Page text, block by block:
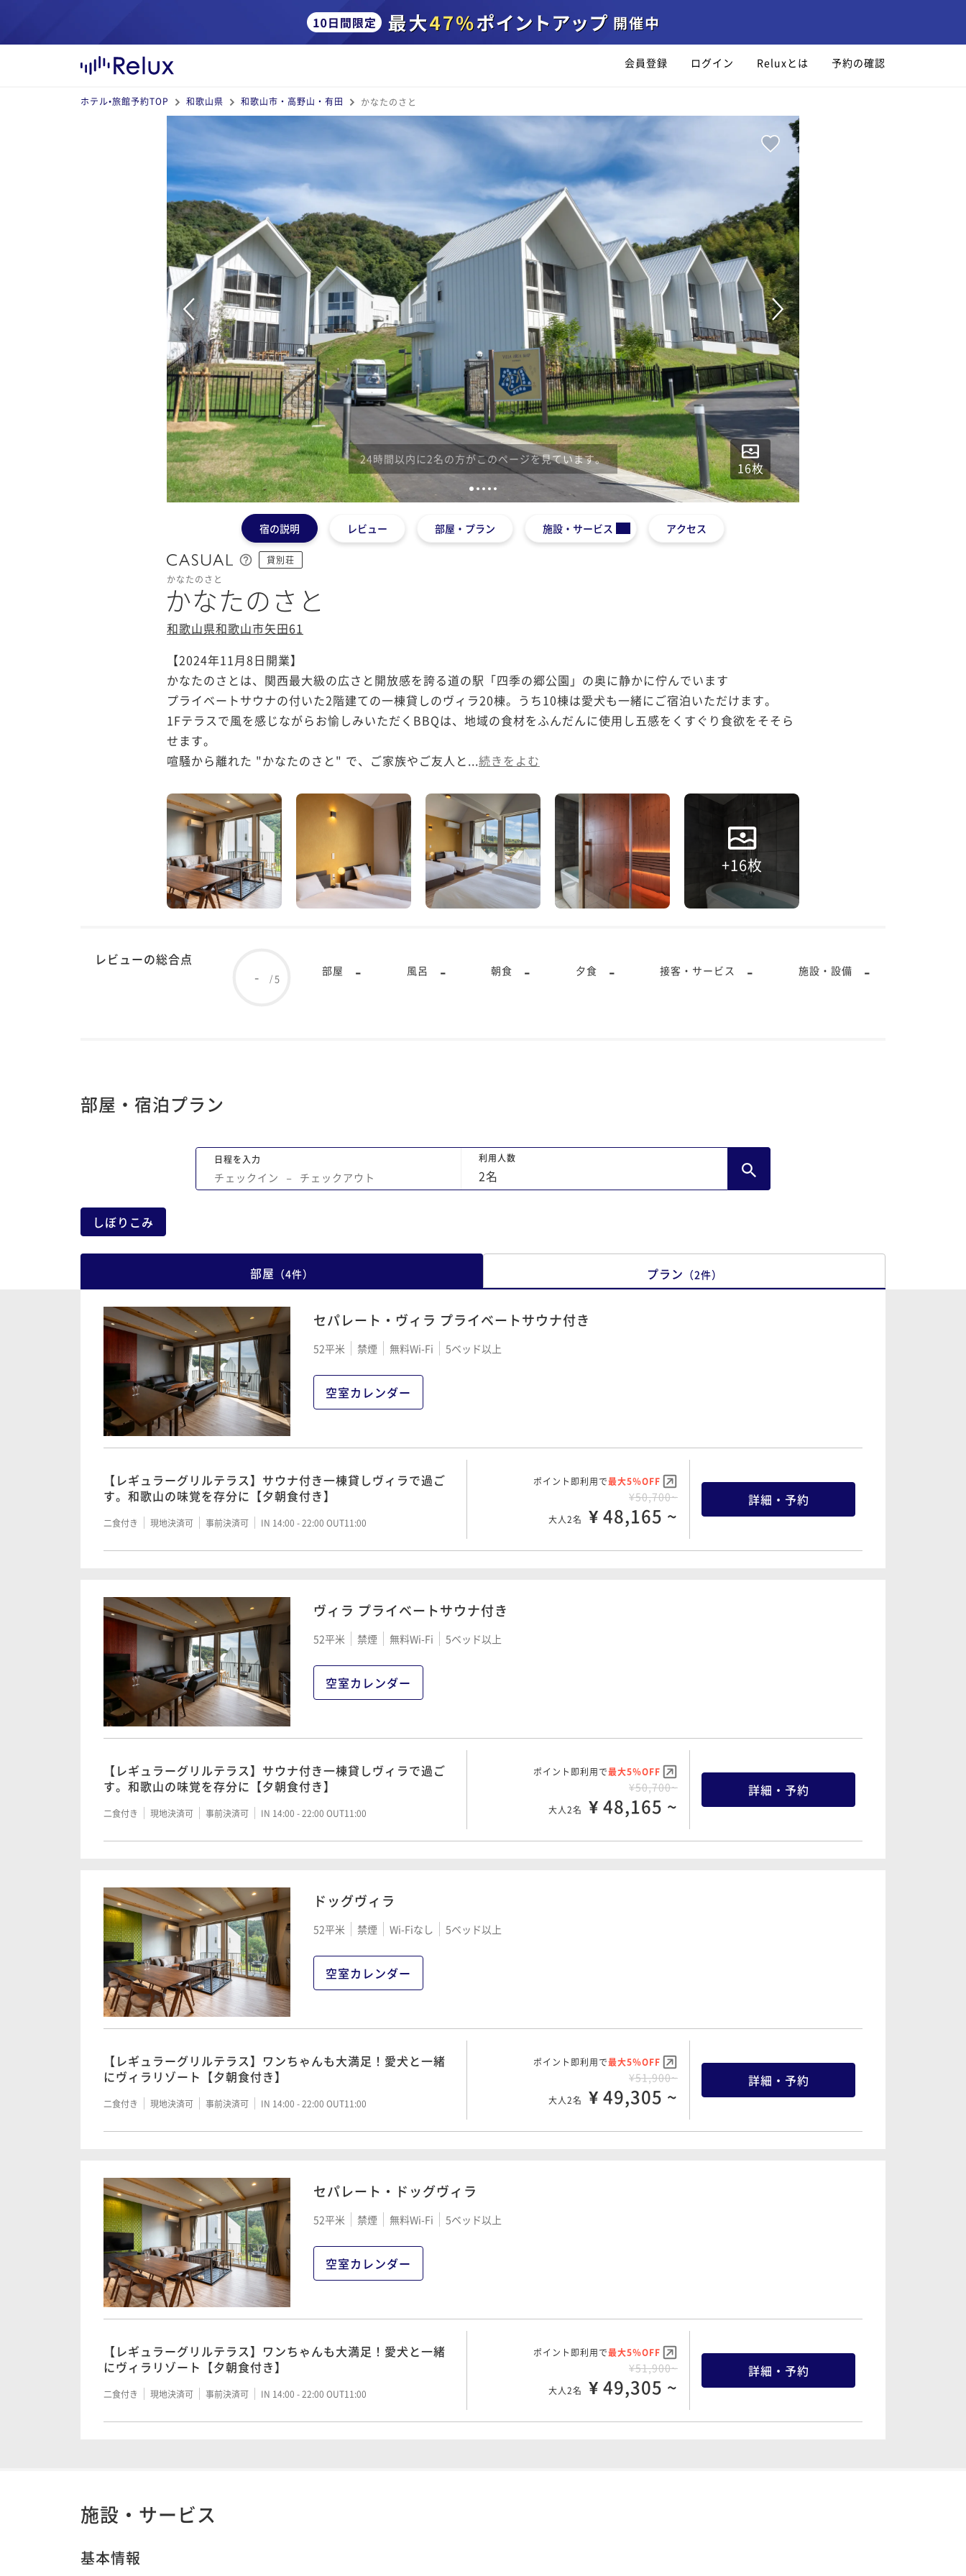
会員登録 ログイン Reluxとは 予約の確認
ホテル•旅館予約TOP 和歌山県 和歌山市・高野山・有田 かなたのさと
16枚
1 2 3 4 5
宿の説明 レビュー 部屋・プラン 施設・サービス アクセス
貸別荘
かなたのさと
かなたのさと
和歌山県和歌山市矢田61
【2024年11月8日開業】
かなたのさとは、関西最大級の広さと開放感を誇る道の駅「四季の郷公園」の奥に静かに佇んでいます
プライベートサウナの付いた2階建ての一棟貸しのヴィラ20棟。うち10棟は愛犬も一緒にご宿泊いただけます。
1Fテラスで風を感じながらお愉しみいただくBBQは、地域の食材をふんだんに使用し五感をくすぐり食欲をそそら
せます。
喧騒から離れた "かなたのさと" で、ご家族やご友人と...続きをよむ
+16枚
レビューの総合点
- /5
部屋 - 風呂 - 朝食 - 夕食 - 接客・サービス - 施設・設備 -
部屋・宿泊プラン
日程を入力
チェックイン − チェックアウト
利用人数
2名
しぼりこみ
部屋 （4件） プラン （2件）
セパレート・ヴィラ プライベートサウナ付き
52平米 禁煙 無料Wi-Fi 5ベッド以上
空室カレンダー
【レギュラーグリルテラス】サウナ付き一棟貸しヴィラで過ご
す。和歌山の味覚を存分に【夕朝食付き】
二食付き 現地決済可 事前決済可 IN 14:00 - 22:00 OUT11:00
ポイント即利用で最大5％OFF
¥50,700~
大人2名 ¥ 48,165 ~
詳細・予約
ヴィラ プライベートサウナ付き
52平米 禁煙 無料Wi-Fi 5ベッド以上
空室カレンダー
【レギュラーグリルテラス】サウナ付き一棟貸しヴィラで過ご
す。和歌山の味覚を存分に【夕朝食付き】
二食付き 現地決済可 事前決済可 IN 14:00 - 22:00 OUT11:00
ポイント即利用で最大5％OFF
¥50,700~
大人2名 ¥ 48,165 ~
詳細・予約
ドッグヴィラ
52平米 禁煙 Wi-Fiなし 5ベッド以上
空室カレンダー
【レギュラーグリルテラス】ワンちゃんも大満足！愛犬と一緒
にヴィラリゾート【夕朝食付き】
二食付き 現地決済可 事前決済可 IN 14:00 - 22:00 OUT11:00
ポイント即利用で最大5％OFF
¥51,900~
大人2名 ¥ 49,305 ~
詳細・予約
セパレート・ドッグヴィラ
52平米 禁煙 無料Wi-Fi 5ベッド以上
空室カレンダー
【レギュラーグリルテラス】ワンちゃんも大満足！愛犬と一緒
にヴィラリゾート【夕朝食付き】
二食付き 現地決済可 事前決済可 IN 14:00 - 22:00 OUT11:00
ポイント即利用で最大5％OFF
¥51,900~
大人2名 ¥ 49,305 ~
詳細・予約
施設・サービス
基本情報